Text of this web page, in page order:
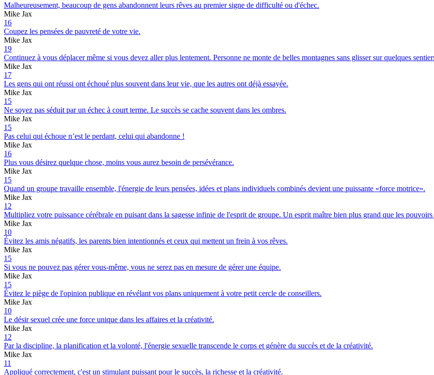
Malheureusement, beaucoup de gens abandonnent leurs rêves au premier signe de difficulté ou d'échec.
Mike Jax
16
Coupez les pensées de pauvreté de votre vie.
Mike Jax
19
Continuez à vous déplacer même si vous devez aller plus lentement. Personne ne monte de belles montagnes sans glisser sur quelques
Mike Jax
17
Les gens qui ont réussi ont échoué plus souvent dans leur vie, que les autres ont déjà essayée.
Mike Jax
15
Ne soyez pas séduit par un échec à court terme. Le succès se cache souvent dans les ombres.
Mike Jax
15
Pas celui qui échoue n’est le perdant, celui qui abandonne !
Mike Jax
16
Plus vous désirez quelque chose, moins vous aurez besoin de persévérance.
Mike Jax
15
Quand un groupe travaille ensemble, l'énergie de leurs pensées, idées et plans individuels combinés devient une puissante «force motrice».
Mike Jax
12
Multipliez votre puissance cérébrale en puisant dans la sagesse infinie de l'esprit de groupe. Un esprit maître bien plus grand que les
Mike Jax
10
Évitez les amis négatifs, les parents bien intentionnés et ceux qui mettent un frein à vos rêves.
Mike Jax
15
Si vous ne pouvez pas gérer vous-même, vous ne serez pas en mesure de gérer une équipe.
Mike Jax
15
Évitez le piège de l'opinion publique en révélant vos plans uniquement à votre petit cercle de conseillers.
Mike Jax
10
Le désir sexuel crée une force unique dans les affaires et la créativité.
Mike Jax
12
Par la discipline, la planification et la volonté, l'énergie sexuelle transcende le corps et génère du succès et de la créativité.
Mike Jax
11
Appliqué correctement, c'est un stimulant puissant pour le succès, la richesse et la créativité.